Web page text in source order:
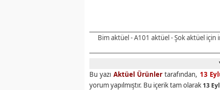
21
Erinöz
22
Erinöz
Rattan Görünümlü
24
Metal
Bim aktüel - A101 aktüel - Şok aktüel için
Bu yazı Aktüel Ürünlertarafından, 13
yorum yapılmıştır. Bu içerik tam olarak 13